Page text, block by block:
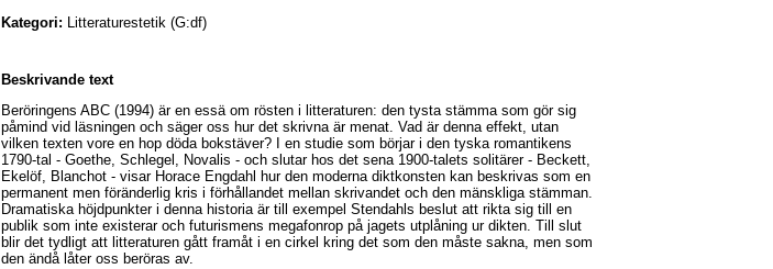
Kategori: Litteraturestetik (G:df)
Beskrivande text
Beröringens ABC (1994) är en essä om rösten i litteraturen: den tysta stämma som gör sig
påmind vid läsningen och säger oss hur det skrivna är menat. Vad är denna effekt, utan
vilken texten vore en hop döda bokstäver? I en studie som börjar i den tyska romantikens
1790-tal - Goethe, Schlegel, Novalis - och slutar hos det sena 1900-talets solitärer - Beckett,
Ekelöf, Blanchot - visar Horace Engdahl hur den moderna diktkonsten kan beskrivas som en
permanent men föränderlig kris i förhållandet mellan skrivandet och den mänskliga stämman.
Dramatiska höjdpunkter i denna historia är till exempel Stendahls beslut att rikta sig till en
publik som inte existerar och futurismens megafonrop på jagets utplåning ur dikten. Till slut
blir det tydligt att litteraturen gått framåt i en cirkel kring det som den måste sakna, men som
den ändå låter oss beröras av.